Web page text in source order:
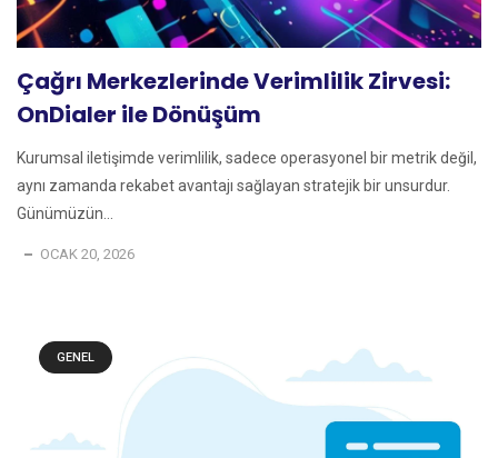
Çağrı Merkezlerinde Verimlilik Zirvesi:
OnDialer ile Dönüşüm
Kurumsal iletişimde verimlilik, sadece operasyonel bir metrik değil,
aynı zamanda rekabet avantajı sağlayan stratejik bir unsurdur.
Günümüzün...
OCAK 20, 2026
GENEL